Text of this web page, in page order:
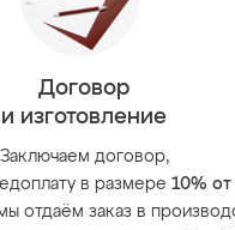
Договор
и изготовление
Заключаем договор,
в размере 10%
отдаём заказ в